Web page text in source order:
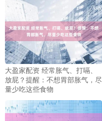
大盈家配资 经常胀气、打嗝、
放屁？提醒：不想胃部胀气，尽
量少吃这些食物